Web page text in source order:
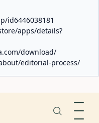
id6446038181
apps/details?
download/
editorial-process/